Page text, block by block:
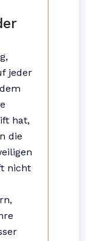
jeder
hat,
die
nicht